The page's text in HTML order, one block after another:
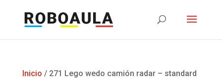
Inicio / 271 Lego wedo camión radar – standard